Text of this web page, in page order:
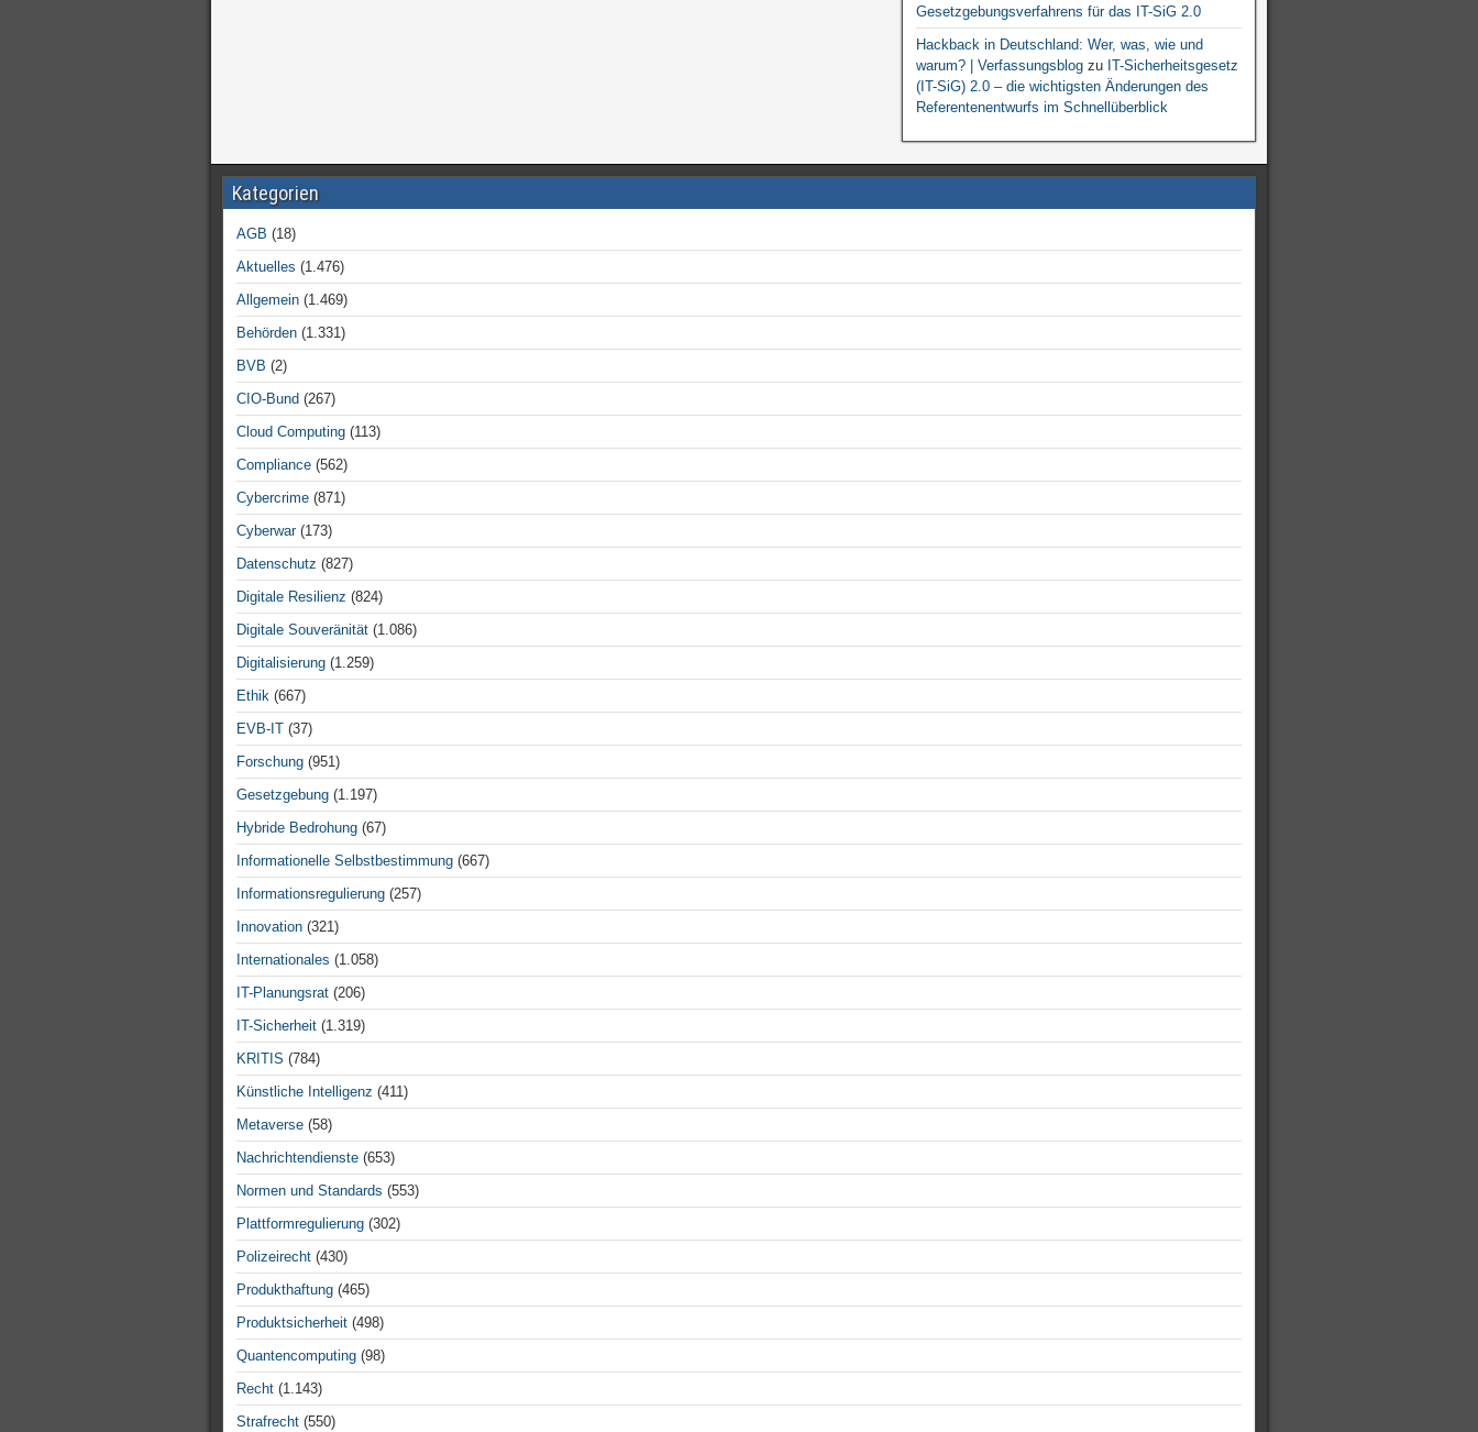
Gesetzgebungsverfahrens für das IT-SiG 2.0
Hackback in Deutschland: Wer, was, wie und
warum? | Verfassungsblogzu IT-Sicherheitsgesetz
(IT-SiG) 2.0 – die wichtigsten Änderungen des
Referentenentwurfs im Schnellüberblick
Kategorien
AGB (18)
Aktuelles (1.476)
Allgemein (1.469)
Behörden (1.331)
BVB (2)
CIO-Bund (267)
Cloud Computing (113)
Compliance (562)
Cybercrime (871)
Cyberwar(173)
Datenschutz (827)
Digitale Resilienz (824)
Digitale Souveränität (1.086)
Digitalisierung (1.259)
Ethik (667)
EVB-IT (37)
Forschung (951)
Gesetzgebung (1.197)
Hybride Bedrohung (67)
Informationelle Selbstbestimmung (667)
Informationsregulierung (257)
Innovation (321)
Internationales (1.058)
IT-Planungsrat (206)
IT-Sicherheit (1.319)
KRITIS (784)
Künstliche Intelligenz (411)
Metaverse (58)
Nachrichtendienste (653)
Normen und Standards (553)
Plattformregulierung (302)
Polizeirecht (430)
Produkthaftung (465)
Produktsicherheit (498)
Quantencomputing (98)
Recht (1.143)
Strafrecht (550)